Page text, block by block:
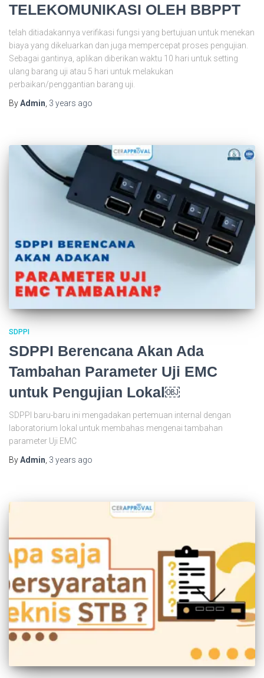
TELEKOMUNIKASI OLEH BBPPT
telah ditiadakannya verifikasi fungsi yang bertujuan untuk menekan
biaya yang dikeluarkan dan juga mempercepat proses pengujian.
Sebagai gantinya, aplikan diberikan waktu 10 hari untuk setting
ulang barang uji atau 5 hari untuk melakukan
perbaikan/penggantian barang uji.
ByAdmin 3 years ago
SDPPI
SDPPI Berencana Akan Ada
Tambahan Parameter Uji EMC
untuk Pengujian Lokal￼
SDPPI baru-baru ini mengadakan pertemuan internal dengan
laboratorium lokal untuk membahas mengenai tambahan
parameter Uji EMC
ByAdmin, 3 years ago